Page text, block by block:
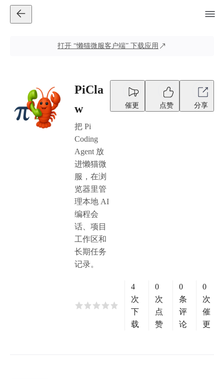
打开 “懒猫微服客户端” 下载应用
PiCla
w
把 Pi
Coding
Agent 放
进懒猫微
服，在浏
览器里管
理本地 AI
编程会
话、项目
工作区和
长期任务
记录。
催更 点赞 分享
4
次
下
载
0
次
点
赞
0
条
评
论
0
次
催
更